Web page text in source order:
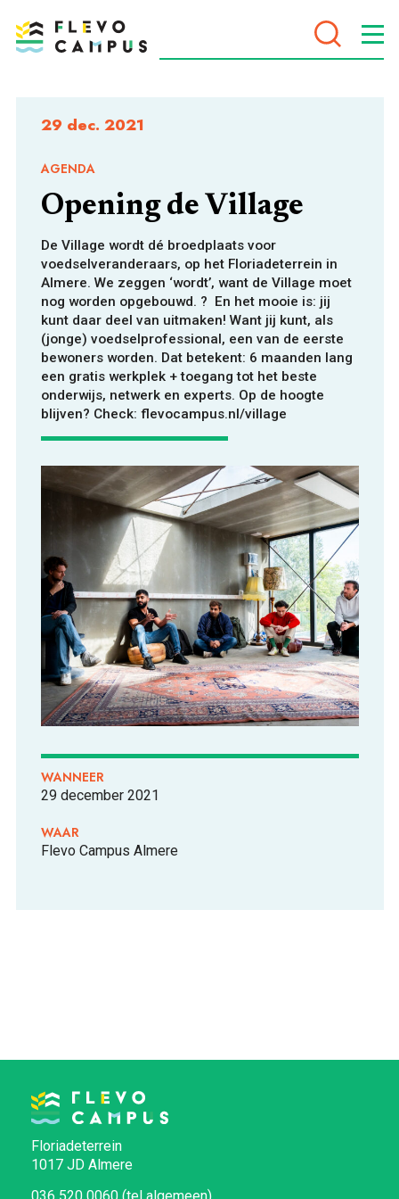
PROGRAMMA’S
VOOR WIE
ONTDEKKEN
OVER
FOOD PIONEERS
29 dec. 2021
AGENDA
Opening de Village
De Village wordt dé broedplaats voor
voedselveranderaars, op het Floriadeterrein in
Almere. We zeggen ‘wordt’, want de Village moet
nog worden opgebouwd. ?️ En het mooie is: jij
kunt daar deel van uitmaken! Want jij kunt, als
(jonge) voedselprofessional, een van de eerste
bewoners worden. Dat betekent: 6 maanden lang
een gratis werkplek + toegang tot het beste
onderwijs, netwerk en experts. Op de hoogte
blijven? Check: flevocampus.nl/village
WANNEER
29 december 2021
WAAR
Flevo Campus Almere
Floriadeterrein
1017 JD Almere